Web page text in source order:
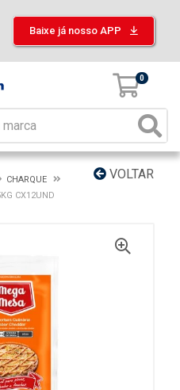
Baixe já nosso APP
0
VOLTAR
CHARQUE
CX12UND